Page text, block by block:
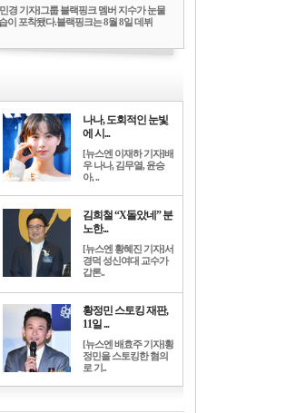
경 기자]그룹 블랙핑크 멤버 지수가 눈물
이 포착됐다.블랙핑크는 8월 8일 데뷔
나나, 도회적인 눈빛
에 시...
[뉴스엔 이재하 기자]배
우 나나, 김무열, 윤승
아, ..
김희철 “X돌았네” 분
노한...
[뉴스엔 황혜진 기자]서
경덕 성신여대 교수가
갑론..
황정민 스토킹 재판,
11일 ...
[뉴스엔 배효주 기자]황
정민을 스토킹한 혐의
로 기..